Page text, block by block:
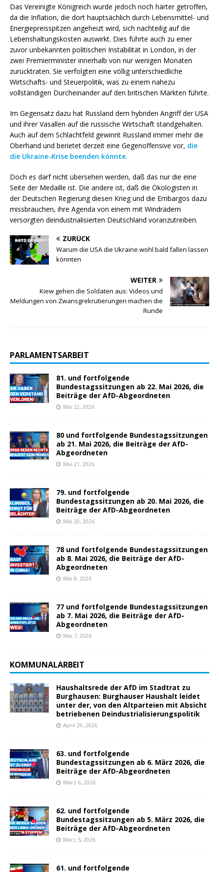
Das Vereinigte Königreich wurde jedoch noch härter getroffen,
da die Inflation, die dort hauptsächlich durch Lebensmittel- und
Energiepreisspitzen angeheizt wird, sich nachteilig auf die
Lebenshaltungskosten auswirkt. Dies führte auch zu einer
zuvor unbekannten politischen Instabilität in London, in der
zwei Premierminister innerhalb von nur wenigen Monaten
zurücktraten. Sie verfolgten eine völlig unterschiedliche
Wirtschafts- und Steuerpolitik, was zu einem nahezu
vollständigen Durcheinander auf den britischen Märkten führte.
Im Gegensatz dazu hat Russland dem hybriden Angriff der USA
und ihrer Vasallen auf die russische Wirtschaft standgehalten.
Auch auf dem Schlachtfeld gewinnt Russland immer mehr die
Oberhand und berietet derzeit eine Gegenoffensive vor, die
die Ukraine-Krise beenden könnte.
Doch es darf nicht übersehen werden, daß das nur die eine
Seite der Medaille ist. Die andere ist, daß die Ökologisten in
der Deutschen Regierung diesen Krieg und die Embargos dazu
missbrauchen, ihre Agenda von einem mit Windrädern
versorgten deindustrialisierten Deutschland voranzutreiben.
ZURÜCK
Warum die USA die Ukraine wohl bald fallen lassen
könnten
WEITER
Kiew gehen die Soldaten aus: Videos und
Meldungen von Zwansgrekrutierungen machen die
Runde
PARLAMENTSARBEIT
81. und fortfolgende
Bundestagssitzungen ab 22. Mai 2026, die
Beiträge der AfD-Abgeordneten
Mai 22, 2026
80 und fortfolgende Bundestagssitzungen
ab 21. Mai 2026, die Beiträge der AfD-
Abgeordneten
Mai 21, 2026
79. und fortfolgende
Bundestagssitzungen ab 20. Mai 2026, die
Beiträge der AfD-Abgeordneten
Mai 20, 2026
78 und fortfolgende Bundestagssitzungen
ab 8. Mai 2026, die Beiträge der AfD-
Abgeordneten
Mai 8, 2026
77 und fortfolgende Bundestagssitzungen
ab 7. Mai 2026, die Beiträge der AfD-
Abgeordneten
Mai 7, 2026
KOMMUNALARBEIT
Haushaltsrede der AfD im Stadtrat zu
Burghausen: Burghauser Haushalt leidet
unter der, von den Altparteien mit Absicht
betriebenen Deindustrialisierungspolitik
April 29, 2026
63. und fortfolgende
Bundestagssitzungen ab 6. März 2026, die
Beiträge der AfD-Abgeordneten
März 6, 2026
62. und fortfolgende
Bundestagssitzungen ab 5. März 2026, die
Beiträge der AfD-Abgeordneten
März 5, 2026
61. und fortfolgende